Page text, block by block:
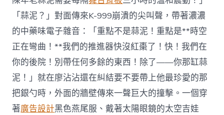
「蒜泥？」對面傳來K-999崩潰的尖叫聲，帶著濃濃
的中藥味電子雜音：「重點不是蒜泥！重點是**時空
正在彎曲！**我們的推進器快沒紅棗了！快！我們在
你的後院！別帶任何多餘的東西！除了——你那缸蒜
泥！」就在廖沾沾還在糾結要不要帶上他最珍愛的那
把銀勺時，外面的牆壁傳來一聲巨大的撞擊。一個穿
著廣告設計黑色燕尾服、戴著太陽眼鏡的太空吉娃